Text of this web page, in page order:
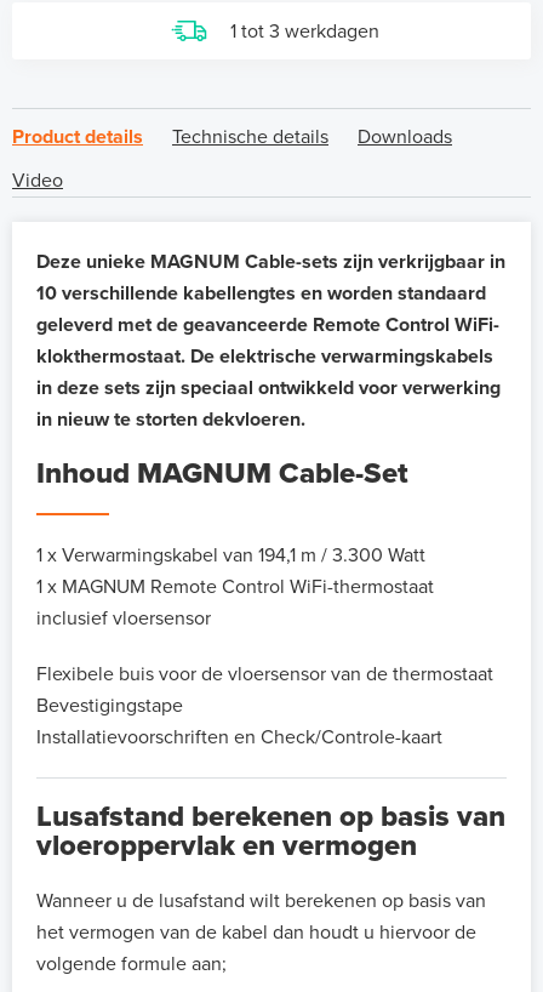
1 tot 3 werkdagen
Product details Technische details
Downloads
Video
Deze unieke MAGNUM Cable-sets zijn verkrijgbaar in
10 verschillende kabellengtes en worden standaard
geleverd met de geavanceerde Remote Control WiFi-
klokthermostaat. De elektrische verwarmingskabels
in deze sets zijn speciaal ontwikkeld voor verwerking
in nieuw te storten dekvloeren.
Inhoud MAGNUM Cable-Set
1 x Verwarmingskabel van 194,1 m / 3.300 Watt
1 x MAGNUM Remote Control WiFi-thermostaat
inclusief vloersensor
Flexibele buis voor de vloersensor van de thermostaat
Bevestigingstape
Installatievoorschriften en Check/Controle-kaart
Lusafstand berekenen op basis van
vloeroppervlak en vermogen
Wanneer u de lusafstand wilt berekenen op basis van
het vermogen van de kabel dan houdt u hiervoor de
volgende formule aan;